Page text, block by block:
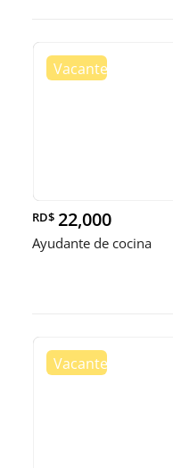
RD$ 22,000
Ayudante de cocina